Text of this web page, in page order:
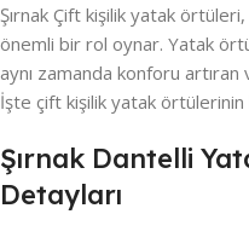
Şırnak Çift kişilik yatak
önemli bir rol oynar. Yatak
aynı zamanda konforu artıran
İşte çift kişilik yatak örtülerinin
Şırnak Dantelli
Detayları